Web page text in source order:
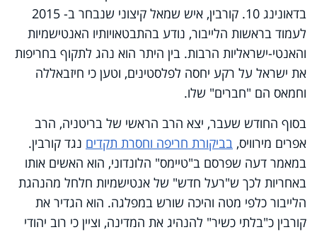
בדאונינג 10. קורבין, איש שמאל קיצוני שנבחר ב- 2015
לעמוד בראשות הלייבור, נודע בהתבטאויותיו האנטישמיות
והאנטי-ישראליות הרבות. בין היתר הוא נהג לתקוף בחריפות
את ישראל על רקע יחסה לפלסטינים, וטען כי חיזבאללה
וחמאס הם "חברים" שלו.
בסוף החודש שעבר, יצא הרב הראשי של בריטניה, הרב
אפרים מירוויס, בביקורת חריפה וחסרת תקדים נגד קורבין.
במאמר דעה שפרסם ב"טיימס" הלונדוני, הוא האשים אותו
באחריות לכך ש"רעל חדש" של אנטישמיות חלחל מהנהגת
הלייבור כלפי מטה והיכה שורש במפלגה. הוא הגדיר את
קורבין כ"בלתי כשיר" להנהיג את המדינה, וציין כי רוב יהודי